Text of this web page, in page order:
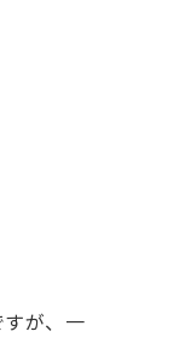
が、一